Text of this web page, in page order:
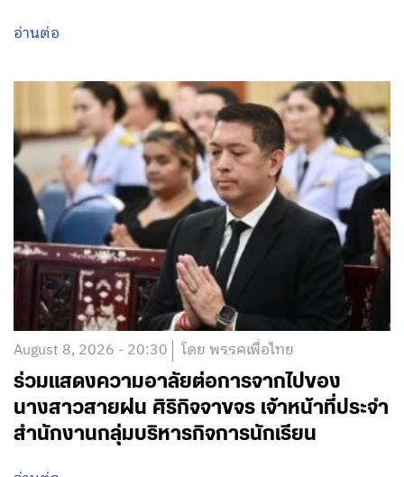
อ่านต่อ
August 8, 2026 - 20:30 โดย พรรคเพื่อไทย
ร่วมแสดงความอาลัยต่อการจากไปของ
นางสาวสายฝน ศิริกิจจาขจร เจ้าหน้าที่ประจำ
สำนักงานกลุ่มบริหารกิจการนักเรียน